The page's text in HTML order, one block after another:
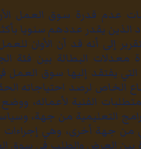
عدم قدرة سوق العمل
إلى أنه قد آن الأوان
معدلات البطالة بين فئة
التي يفتقد إليها سوق
الخاص لرصد احتياجاته
الفنية لأعماله،
التعليمية من جهة،
من جهة أخرى، وهي
بين العرض والطلب في سوق